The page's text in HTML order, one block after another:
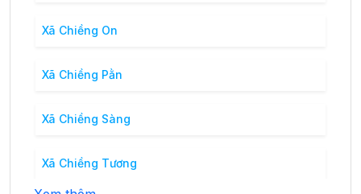
Xã Chiềng On
Xã Chiềng Pằn
Xã Chiềng Sàng
Xã Chiềng Tương